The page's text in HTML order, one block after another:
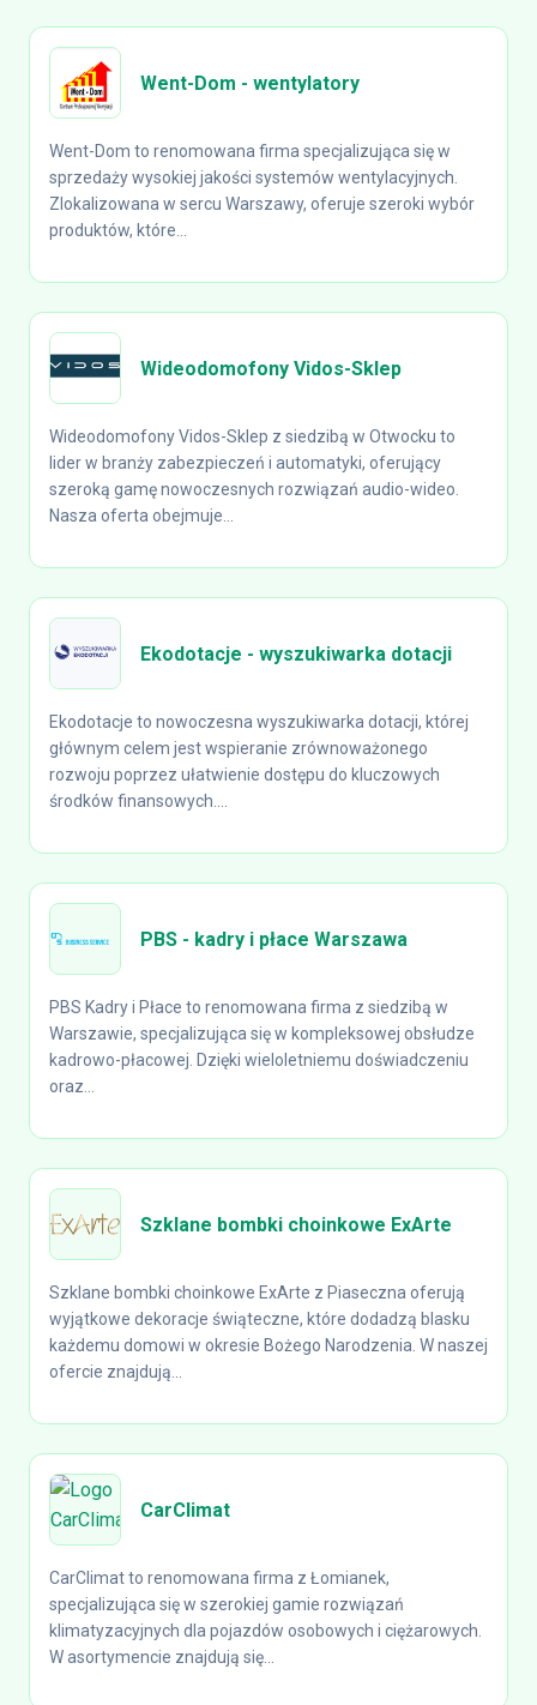
Went-Dom - wentylatory
Went-Dom to renomowana firma specjalizująca się w
sprzedaży wysokiej jakości systemów wentylacyjnych.
Zlokalizowana w sercu Warszawy, oferuje szeroki wybór
produktów, które...
Wideodomofony Vidos-Sklep
Wideodomofony Vidos-Sklep z siedzibą w Otwocku to
lider w branży zabezpieczeń i automatyki, oferujący
szeroką gamę nowoczesnych rozwiązań audio-wideo.
Nasza oferta obejmuje...
Ekodotacje - wyszukiwarka dotacji
Ekodotacje to nowoczesna wyszukiwarka dotacji, której
głównym celem jest wspieranie zrównoważonego
rozwoju poprzez ułatwienie dostępu do kluczowych
środków finansowych....
PBS - kadry i płace Warszawa
PBS Kadry i Płace to renomowana firma z siedzibą w
Warszawie, specjalizująca się w kompleksowej obsłudze
kadrowo-płacowej. Dzięki wieloletniemu doświadczeniu
oraz...
Szklane bombki choinkowe ExArte
Szklane bombki choinkowe ExArte z Piaseczna oferują
wyjątkowe dekoracje świąteczne, które dodadzą blasku
każdemu domowi w okresie Bożego Narodzenia. W naszej
ofercie znajdują...
CarClimat
CarClimat to renomowana firma z Łomianek,
specjalizująca się w szerokiej gamie rozwiązań
klimatyzacyjnych dla pojazdów osobowych i ciężarowych.
W asortymencie znajdują się...